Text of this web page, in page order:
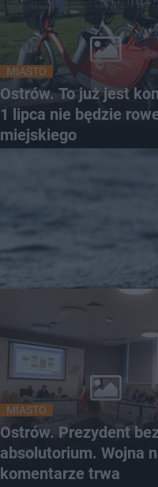
MIASTO
Ostrów. To już jest
1 lipca nie będzie
miejskiego
MIASTO
Ostrów. Prezydent
absolutorium. Wojna
komentarze trwa